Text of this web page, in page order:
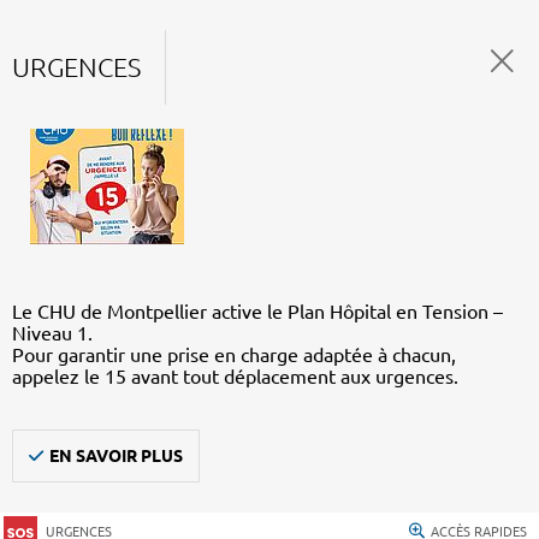
URGENCES
Le CHU de Montpellier active le Plan Hôpital en Tension –
Niveau 1.
Pour garantir une prise en charge adaptée à chacun,
appelez le 15 avant tout déplacement aux urgences.
EN SAVOIR PLUS
URGENCES ACCÈS RAPIDES